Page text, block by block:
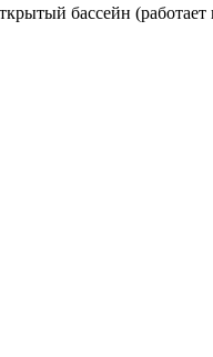
бассейн (работает